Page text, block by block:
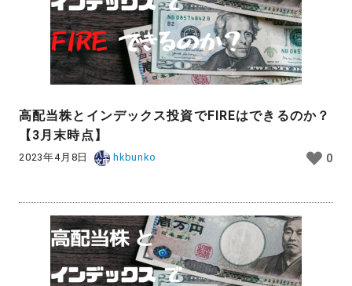
高配当株とインデックス投資でFIREはできるのか？
【3月末時点】
2023年4月8日 hkbunko 0